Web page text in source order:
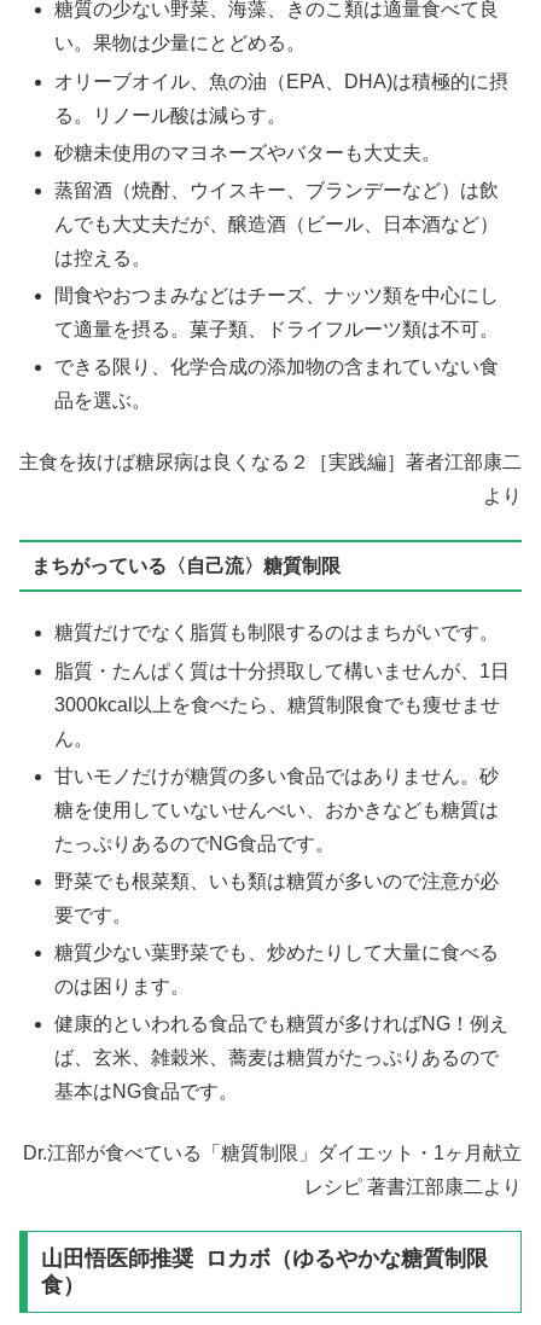
糖質の少ない野菜、海藻、きのこ類は適量食べて良
い。果物は少量にとどめる。
オリーブオイル、魚の油（EPA、DHA)は積極的に摂
る。リノール酸は減らす。
砂糖未使用のマヨネーズやバターも大丈夫。
蒸留酒（焼酎、ウイスキー、ブランデーなど）は飲
んでも大丈夫だが、醸造酒（ビール、日本酒など）
は控える。
間食やおつまみなどはチーズ、ナッツ類を中心にし
て適量を摂る。菓子類、ドライフルーツ類は不可。
できる限り、化学合成の添加物の含まれていない食
品を選ぶ。
主食を抜けば糖尿病は良くなる２［実践編］著者江部康二
より
まちがっている〈自己流〉糖質制限
糖質だけでなく脂質も制限するのはまちがいです。
脂質・たんぱく質は十分摂取して構いませんが、1日
3000kcal以上を食べたら、糖質制限食でも痩せませ
ん。
甘いモノだけが糖質の多い食品ではありません。砂
糖を使用していないせんべい、おかきなども糖質は
たっぷりあるのでNG食品です。
野菜でも根菜類、いも類は糖質が多いので注意が必
要です。
糖質少ない葉野菜でも、炒めたりして大量に食べる
のは困ります。
健康的といわれる食品でも糖質が多ければNG！例え
ば、玄米、雑穀米、蕎麦は糖質がたっぷりあるので
基本はNG食品です。
Dr.江部が食べている「糖質制限」ダイエット・1ヶ月献立
レシピ 著書江部康二より
山田悟医師推奨 ロカボ（ゆるやかな糖質制限
食）